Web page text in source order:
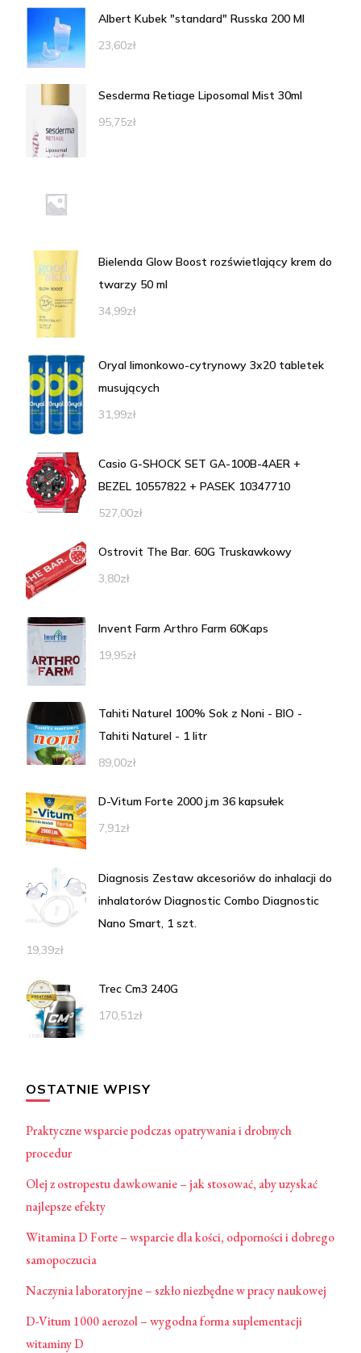
Albert Kubek "standard" Russka 200 Ml
23,60zł
Sesderma Retiage Liposomal Mist 30ml
95,75zł
Bielenda Glow Boost rozświetlający krem do
twarzy 50 ml
34,99zł
Oryal limonkowo-cytrynowy 3x20 tabletek
musujących
31,99zł
Casio G-SHOCK SET GA-100B-4AER +
BEZEL 10557822 + PASEK 10347710
527,00zł
Ostrovit The Bar. 60G Truskawkowy
3,80zł
Invent Farm Arthro Farm 60Kaps
19,95zł
Tahiti Naturel 100% Sok z Noni - BIO -
Tahiti Naturel - 1 litr
89,00zł
D-Vitum Forte 2000 j.m 36 kapsułek
7,91zł
Diagnosis Zestaw akcesoriów do inhalacji do
inhalatorów Diagnostic Combo Diagnostic
Nano Smart, 1 szt.
19,39zł
Trec Cm3 240G
170,51zł
OSTATNIE WPISY
Praktyczne wsparcie podczas opatrywania i drobnych
procedur
Olej z ostropestu dawkowanie – jak stosować, aby uzyskać
najlepsze efekty
Witamina D Forte – wsparcie dla kości, odporności i dobrego
samopoczucia
Naczynia laboratoryjne – szkło niezbędne w pracy naukowej
D-Vitum 1000 aerozol – wygodna forma suplementacji
witaminy D